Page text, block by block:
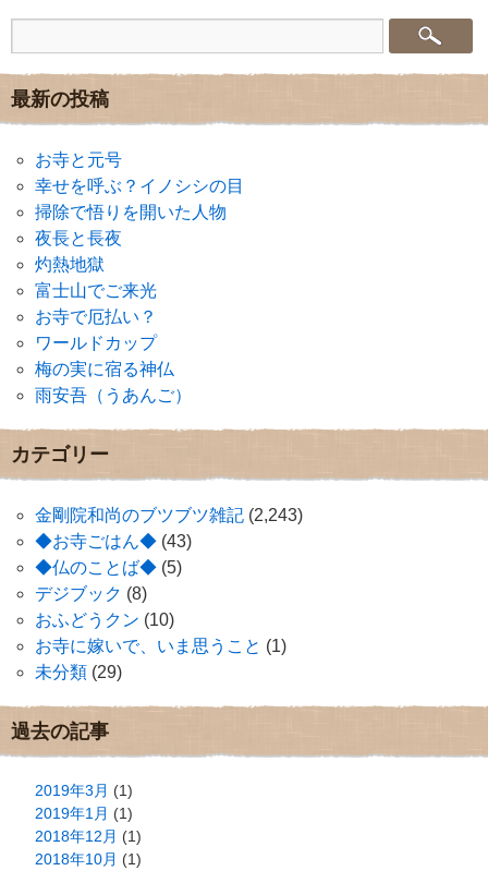
最新の投稿
お寺と元号
幸せを呼ぶ？イノシシの目
掃除で悟りを開いた人物
夜長と長夜
灼熱地獄
富士山でご来光
お寺で厄払い？
ワールドカップ
梅の実に宿る神仏
雨安吾（うあんご）
カテゴリー
金剛院和尚のブツブツ雑記 (2,243)
◆お寺ごはん◆ (43)
◆仏のことば◆ (5)
デジブック (8)
おふどうクン (10)
お寺に嫁いで、いま思うこと (1)
未分類 (29)
過去の記事
2019年3月 (1)
2019年1月 (1)
2018年12月 (1)
2018年10月 (1)